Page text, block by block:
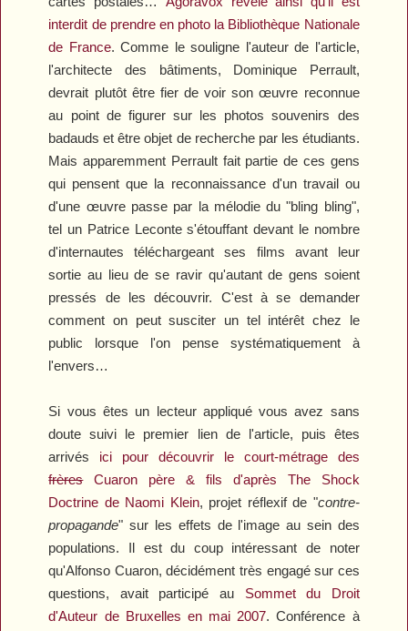
interdit de prendre en photo la Bibliothèque Nationale
de France. Comme le souligne l'auteur de l'article,
l'architecte des bâtiments, Dominique Perrault,
devrait plutôt être fier de voir son œuvre reconnue
au point de figurer sur les photos souvenirs des
badauds et être objet de recherche par les étudiants.
Mais apparemment Perrault fait partie de ces gens
qui pensent que la reconnaissance d'un travail ou
d'une œuvre passe par la mélodie du "bling bling",
tel un Patrice Leconte s'étouffant devant le nombre
d'internautes téléchargeant ses films avant leur
sortie au lieu de se ravir qu'autant de gens soient
pressés de les découvrir. C'est à se demander
comment on peut susciter un tel intérêt chez le
public lorsque l'on pense systématiquement à
l'envers…
Si vous êtes un lecteur appliqué vous avez sans
doute suivi le premier lien de l'article, puis êtes
arrivés ici pour découvrir le court-métrage des
frèresCuaron père & fils d'après The Shock
Doctrine de Naomi Klein, projet réflexif de "contre-
propagande" sur les effets de l'image au sein des
populations. Il est du coup intéressant de noter
qu'Alfonso Cuaron, décidément très engagé sur ces
questions, avait participé au Sommet du Droit
d'Auteur de Bruxelles en mai 2007. Conférence à